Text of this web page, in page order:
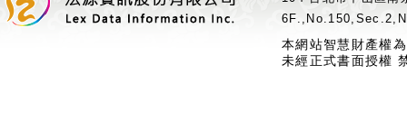
本網站智慧財產權
未經正式書面授權